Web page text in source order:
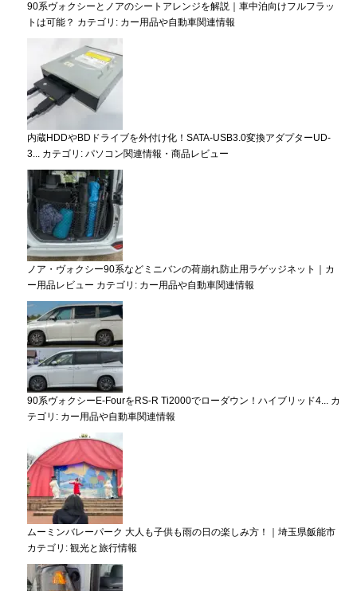
90系ヴォクシーとノアのシートアレンジを解説｜車中泊向けフルフラッ
トは可能？ カテゴリ: カー用品や自動車関連情報
内蔵HDDやBDドライブを外付け化！SATA-USB3.0変換アダプターUD-
3... カテゴリ: パソコン関連情報・商品レビュー
ノア・ヴォクシー90系などミニバンの荷崩れ防止用ラゲッジネット｜カ
ー用品レビュー カテゴリ: カー用品や自動車関連情報
90系ヴォクシーE-FourをRS-R Ti2000でローダウン！ハイブリッド4... カ
テゴリ: カー用品や自動車関連情報
ムーミンバレーパーク 大人も子供も雨の日の楽しみ方！｜埼玉県飯能市
カテゴリ: 観光と旅行情報